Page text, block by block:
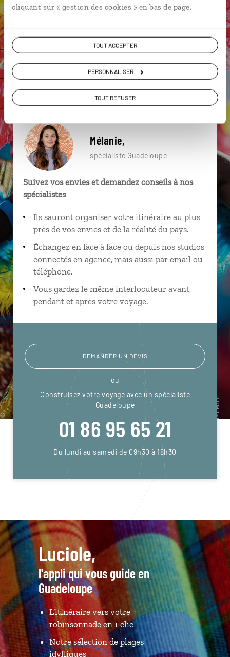
cliquant sur « gestion des cookies » en bas de page.
TOUT ACCEPTER
PERSONNALISER
TOUT REFUSER
Parc national de la Guadeloupe
Plongée Bouillante Fort Napoléon
Mélanie,
spécialiste Guadeloupe
Suivez vos envies et demandez conseils à nos
spécialistes
Ils sauront organiser votre itinéraire au plus
près de vos envies et de la réalité du pays.
Échangez en face à face ou depuis nos studios
connectés en agence, mais aussi par email ou
téléphone.
Vous gardez le même interlocuteur avant,
pendant et après votre voyage.
DEMANDER UN DEVIS
ou
Construisez votre voyage avec un spécialiste
Guadeloupe
01 86 95 65 21
Du lundi au samedi de 09h30 à 18h30
Luciole,
l'appli qui vous guide en
Guadeloupe
L’itinéraire vers votre
robinsonnade en 1 clic
Notre sélection de plages
idylliques